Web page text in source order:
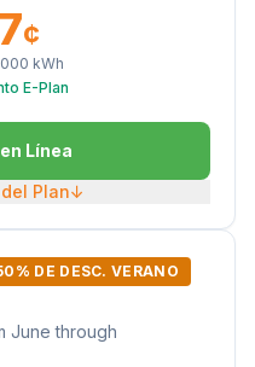
¢
kWh
E-Plan
Línea
Plan↓
DE DESC. VERANO
June through